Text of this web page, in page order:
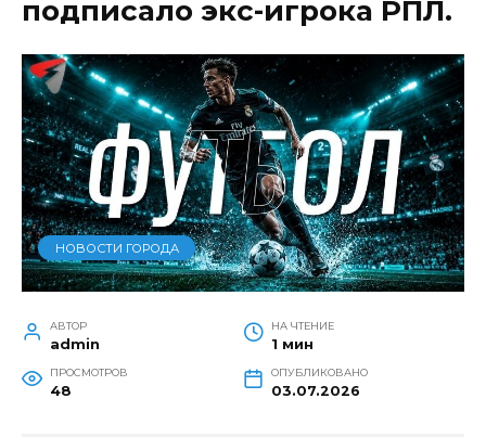
подписало экс-игрока РПЛ.
НОВОСТИ ГОРОДА
АВТОР
admin
НА ЧТЕНИЕ
1 мин
ПРОСМОТРОВ
48
ОПУБЛИКОВАНО
03.07.2026